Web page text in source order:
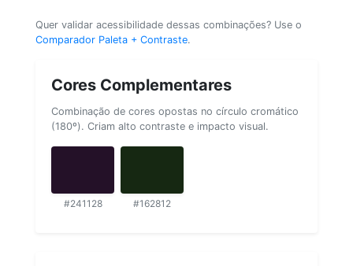
Quer validar acessibilidade dessas combinações? Use o
Comparador Paleta + Contraste.
Cores Complementares
Combinação de cores opostas no círculo cromático
(180º). Criam alto contraste e impacto visual.
#241128 #162812